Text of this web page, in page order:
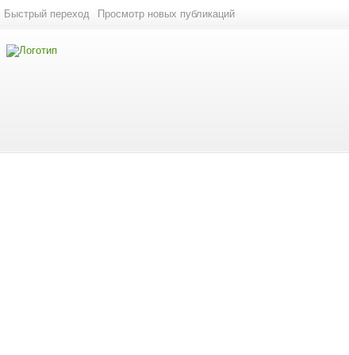
Быстрый переход Просмотр новых публикаций